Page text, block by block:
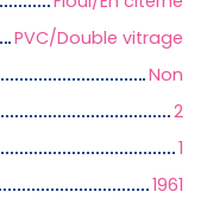
PVC/Double vitrage
Non
2
1
1961